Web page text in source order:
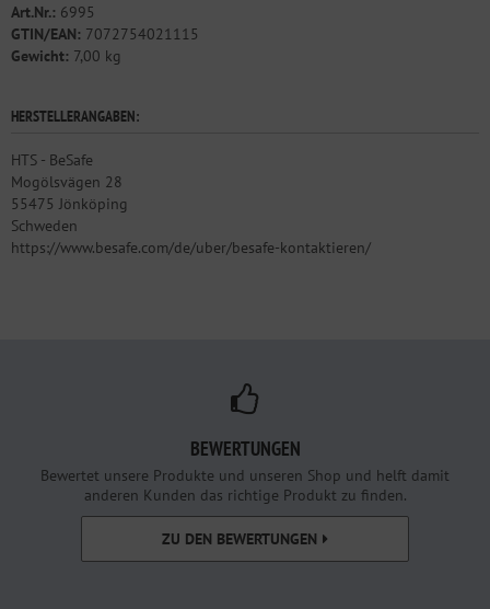
Art.Nr.: 6995
GTIN/EAN: 7072754021115
Gewicht: 7,00 kg
HERSTELLERANGABEN:
HTS - BeSafe
Mogölsvägen 28
55475 Jönköping
Schweden
https://www.besafe.com/de/uber/besafe-kontaktieren/
BEWERTUNGEN
Bewertet unsere Produkte und unseren Shop und helft damit
anderen Kunden das richtige Produkt zu finden.
ZU DEN BEWERTUNGEN